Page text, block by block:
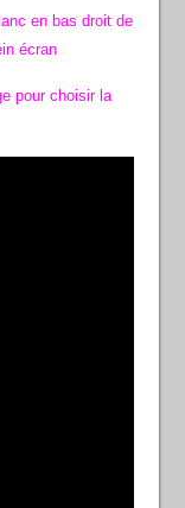
en bas droit de
écran
choisir la